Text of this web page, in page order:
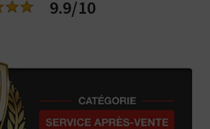
9.9/10